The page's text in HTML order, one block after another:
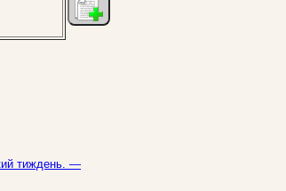
тиждень. —